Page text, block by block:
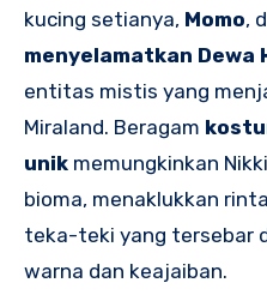
kucing setianya, Momo,
menyelamatkan Dewa
entitas mistis yang
Miraland. Beragam
unik memungkinkan
bioma, menaklukkan
teka-teki yang tersebar
warna dan keajaiban.